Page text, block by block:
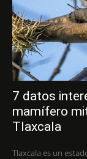
7 datos
mamífero
Tlaxcala
Tlaxcala es un